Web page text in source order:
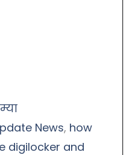
News, how
digilocker and